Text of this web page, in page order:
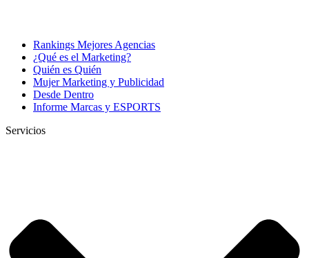
Rankings Mejores Agencias
¿Qué es el Marketing?
Quién es Quién
Mujer Marketing y Publicidad
Desde Dentro
Informe Marcas y ESPORTS
Servicios